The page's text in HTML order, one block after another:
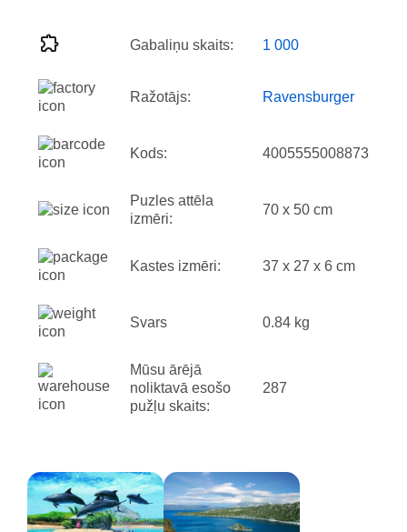
Gabaliņu skaits: 1 000
Ražotājs: Ravensburger
Kods: 4005555008873
Puzles attēla
izmēri:
70 x 50 cm
Kastes izmēri: 37 x 27 x 6 cm
Svars 0.84 kg
Mūsu ārējā
noliktavā esošo
pužļu skaits:
287